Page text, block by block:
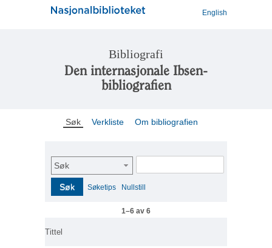
English
Bibliografi
Den internasjonale Ibsen-
bibliografien
Søk Verkliste Om bibliografien
Søk
Søk Søketips Nullstill
1–6 av 6
Tittel